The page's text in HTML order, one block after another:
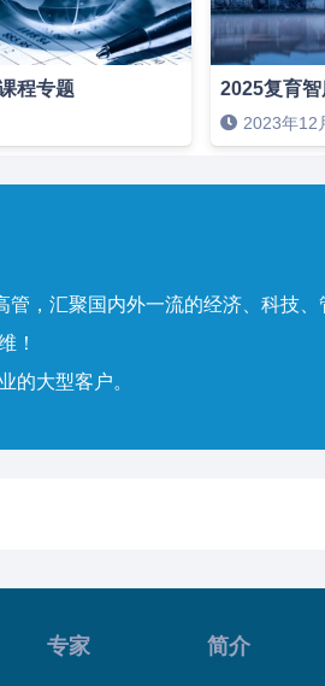
程专题 2025复育
2023年12
，汇聚国内外一流的经济、科技
！
的大型客户。
专家 简介